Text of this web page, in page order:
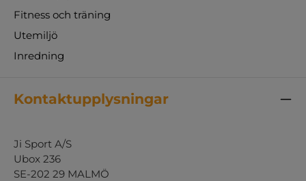
Fitness och träning
Utemiljö
Inredning
Kontaktupplysningar
Ji Sport A/S
Ubox 236
SE-202 29 MALMÖ